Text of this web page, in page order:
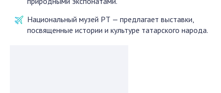
Национальный музей РТ — предлагает выставки,
посвященные истории и культуре татарского народа.